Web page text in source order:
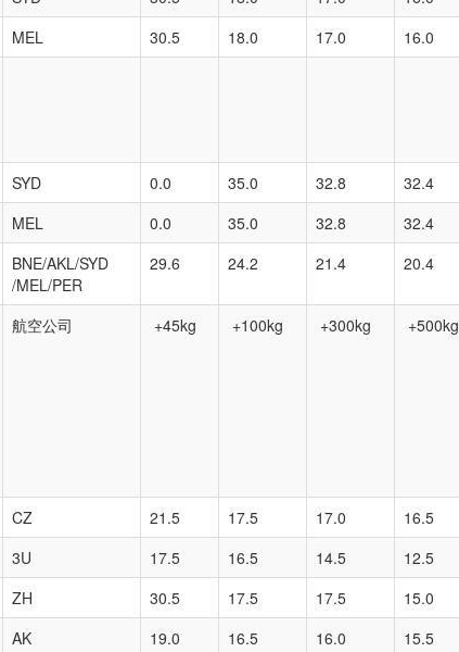
MEL
30.5 18.0 17.0 16.0
SYD 0.0 35.0 32.8 32.4
MEL
0.0 35.0 32.8 32.4
BNE/AKL/SYD
/MEL/PER
29.6 24.2 21.4 20.4
航空公司 +45kg +100kg +300kg +500kg
CZ 21.5 17.5 17.0 16.5
3U
17.5 16.5 14.5 12.5
ZH
30.5 17.5 17.5 15.0
AK
19.0 16.5 16.0 15.5